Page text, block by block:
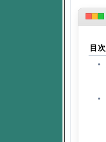
目次